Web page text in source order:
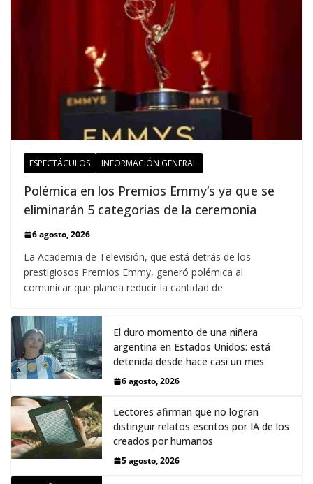
ESPECTÁCULOS INFORMACIÓN GENERAL
Polémica en los Premios Emmy‘s ya que se
eliminarán 5 categorias de la ceremonia
6 agosto, 2026
La Academia de Televisión, que está detrás de los
prestigiosos Premios Emmy, generó polémica al
comunicar que planea reducir la cantidad de
El duro momento de una niñera
argentina en Estados Unidos: está
detenida desde hace casi un mes
6 agosto, 2026
Lectores afirman que no logran
distinguir relatos escritos por IA de los
creados por humanos
5 agosto, 2026